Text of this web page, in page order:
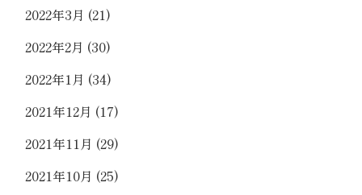
2022年3月 (21)
2022年2月 (30)
2022年1月 (34)
2021年12月 (17)
2021年11月 (29)
2021年10月 (25)